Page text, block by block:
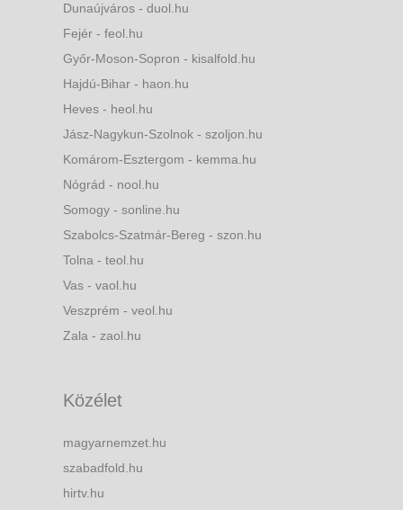
Dunaújváros - duol.hu
Fejér - feol.hu
Győr-Moson-Sopron - kisalfold.hu
Hajdú-Bihar - haon.hu
Heves - heol.hu
Jász-Nagykun-Szolnok - szoljon.hu
Komárom-Esztergom - kemma.hu
Nógrád - nool.hu
Somogy - sonline.hu
Szabolcs-Szatmár-Bereg - szon.hu
Tolna - teol.hu
Vas - vaol.hu
Veszprém - veol.hu
Zala - zaol.hu
Közélet
magyarnemzet.hu
szabadfold.hu
hirtv.hu